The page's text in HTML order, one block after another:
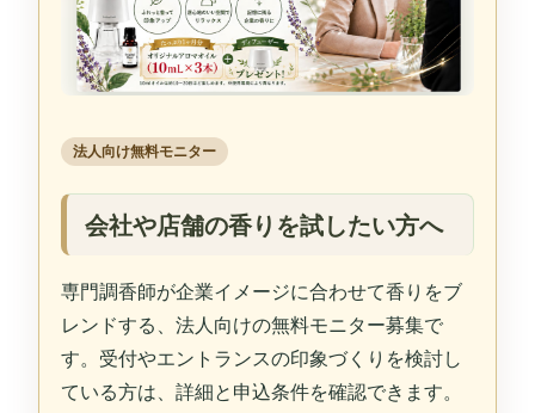
法人向け無料モニター
会社や店舗の香りを試したい方へ
専門調香師が企業イメージに合わせて香りをブ
レンドする、法人向けの無料モニター募集で
す。受付やエントランスの印象づくりを検討し
ている方は、詳細と申込条件を確認できます。